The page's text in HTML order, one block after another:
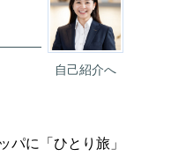
自己紹介へ
に「ひとり旅」